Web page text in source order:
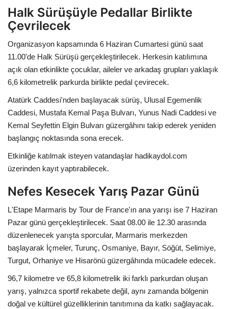
Halk Sürüşüyle Pedallar Birlikte
Çevrilecek
Organizasyon kapsamında 6 Haziran Cumartesi günü saat
11.00'de Halk Sürüşü gerçekleştirilecek. Herkesin katılımına
açık olan etkinlikte çocuklar, aileler ve arkadaş grupları yaklaşık
6,6 kilometrelik parkurda birlikte pedal çevirecek.
Atatürk Caddesi'nden başlayacak sürüş, Ulusal Egemenlik
Caddesi, Mustafa Kemal Paşa Bulvarı, Yunus Nadi Caddesi ve
Kemal Seyfettin Elgin Bulvarı güzergâhını takip ederek yeniden
başlangıç noktasında sona erecek.
Etkinliğe katılmak isteyen vatandaşlar hadikaydol.com
üzerinden kayıt yaptırabilecek.
Nefes Kesecek Yarış Pazar Günü
L'Etape Marmaris by Tour de France'ın ana yarışı ise 7 Haziran
Pazar günü gerçekleştirilecek. Saat 08.00 ile 12.30 arasında
düzenlenecek yarışta sporcular, Marmaris merkezden
başlayarak İçmeler, Turunç, Osmaniye, Bayır, Söğüt, Selimiye,
Turgut, Orhaniye ve Hisarönü güzergâhında mücadele edecek.
96,7 kilometre ve 65,8 kilometrelik iki farklı parkurdan oluşan
yarış, yalnızca sportif rekabete değil, aynı zamanda bölgenin
doğal ve kültürel güzelliklerinin tanıtımına da katkı sağlayacak.